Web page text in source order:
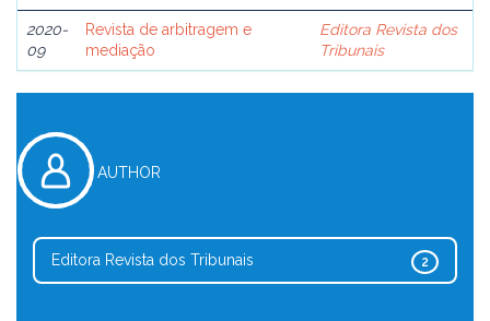
2020-
09
Revista de arbitragem e
mediação
Editora Revista dos
Tribunais
AUTHOR
2
Editora Revista dos Tribunais